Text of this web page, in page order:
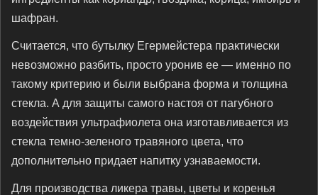
шафран.
Считается, что бутылку Егермейстера практически
невозможно разбить, просто уронив ее — именно по
такому критерию и были выбрана форма и толщина
стекла. А для защиты самого настоя от пагубного
воздействия ультрафиолета она изготавливается из
стекла темно-зеленого травяного цвета, что
дополнительно придает напитку узнаваемости.
Для производства ликера травы, цветы и коренья